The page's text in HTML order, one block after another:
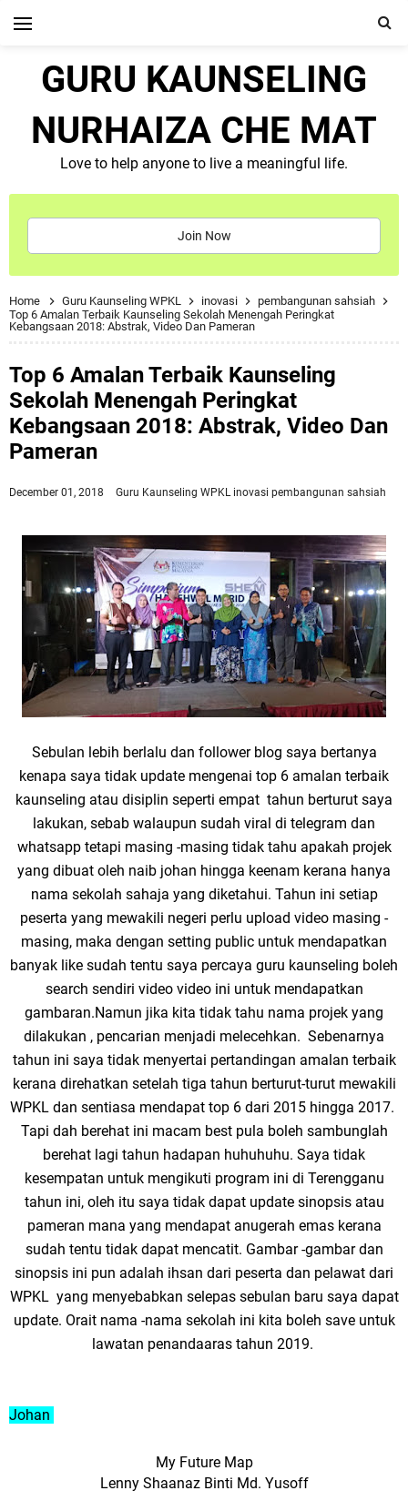
GURU KAUNSELING
NURHAIZA CHE MAT
Love to help anyone to live a meaningful life.
Join Now
Home Guru Kaunseling WPKL inovasi
pembangunan sahsiah
Top 6 Amalan Terbaik Kaunseling Sekolah Menengah Peringkat
Kebangsaan 2018: Abstrak, Video Dan Pameran
Top 6 Amalan Terbaik Kaunseling
Sekolah Menengah Peringkat
Kebangsaan 2018: Abstrak, Video Dan
Pameran
December 01, 2018 Guru Kaunseling WPKL inovasi pembangunan sahsiah
Sebulan lebih berlalu dan follower blog saya bertanya
kenapa saya tidak update mengenai top 6 amalan terbaik
kaunseling atau disiplin seperti empat tahun berturut saya
lakukan, sebab walaupun sudah viral di telegram dan
whatsapp tetapi masing -masing tidak tahu apakah projek
yang dibuat oleh naib johan hingga keenam kerana hanya
nama sekolah sahaja yang diketahui. Tahun ini setiap
peserta yang mewakili negeri perlu upload video masing -
masing, maka dengan setting public untuk mendapatkan
banyak like sudah tentu saya percaya guru kaunseling boleh
search sendiri video video ini untuk mendapatkan
gambaran.Namun jika kita tidak tahu nama projek yang
dilakukan , pencarian menjadi melecehkan. Sebenarnya
tahun ini saya tidak menyertai pertandingan amalan terbaik
kerana direhatkan setelah tiga tahun berturut-turut mewakili
WPKL dan sentiasa mendapat top 6 dari 2015 hingga 2017.
Tapi dah berehat ini macam best pula boleh sambunglah
berehat lagi tahun hadapan huhuhuhu. Saya tidak
kesempatan untuk mengikuti program ini di Terengganu
tahun ini, oleh itu saya tidak dapat update sinopsis atau
pameran mana yang mendapat anugerah emas kerana
sudah tentu tidak dapat mencatit. Gambar -gambar dan
sinopsis ini pun adalah ihsan dari peserta dan pelawat dari
WPKL yang menyebabkan selepas sebulan baru saya dapat
update. Orait nama -nama sekolah ini kita boleh save untuk
lawatan penandaaras tahun 2019.
Johan
My Future Map
Lenny Shaanaz Binti Md. Yusoff